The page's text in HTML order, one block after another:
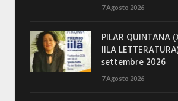
7 Agosto 2026
PILAR QUINTANA
IILA
settembre 2026
7 Agosto 2026